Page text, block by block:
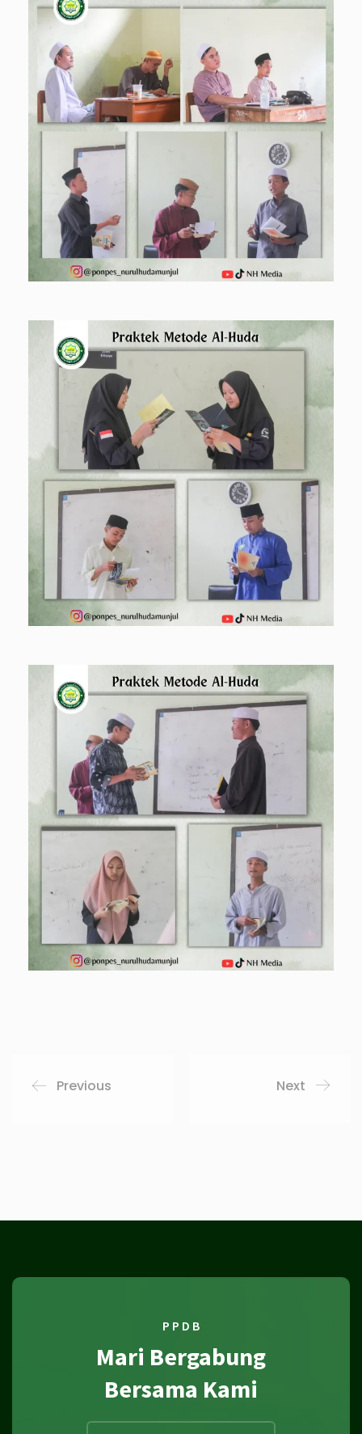
Previous Next
P P D B
Mari Bergabung
Bersama Kami